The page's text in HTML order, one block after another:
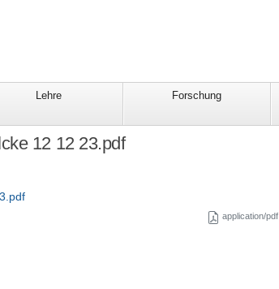
Lehre Forschung
12 12 23.pdf
application/pdf